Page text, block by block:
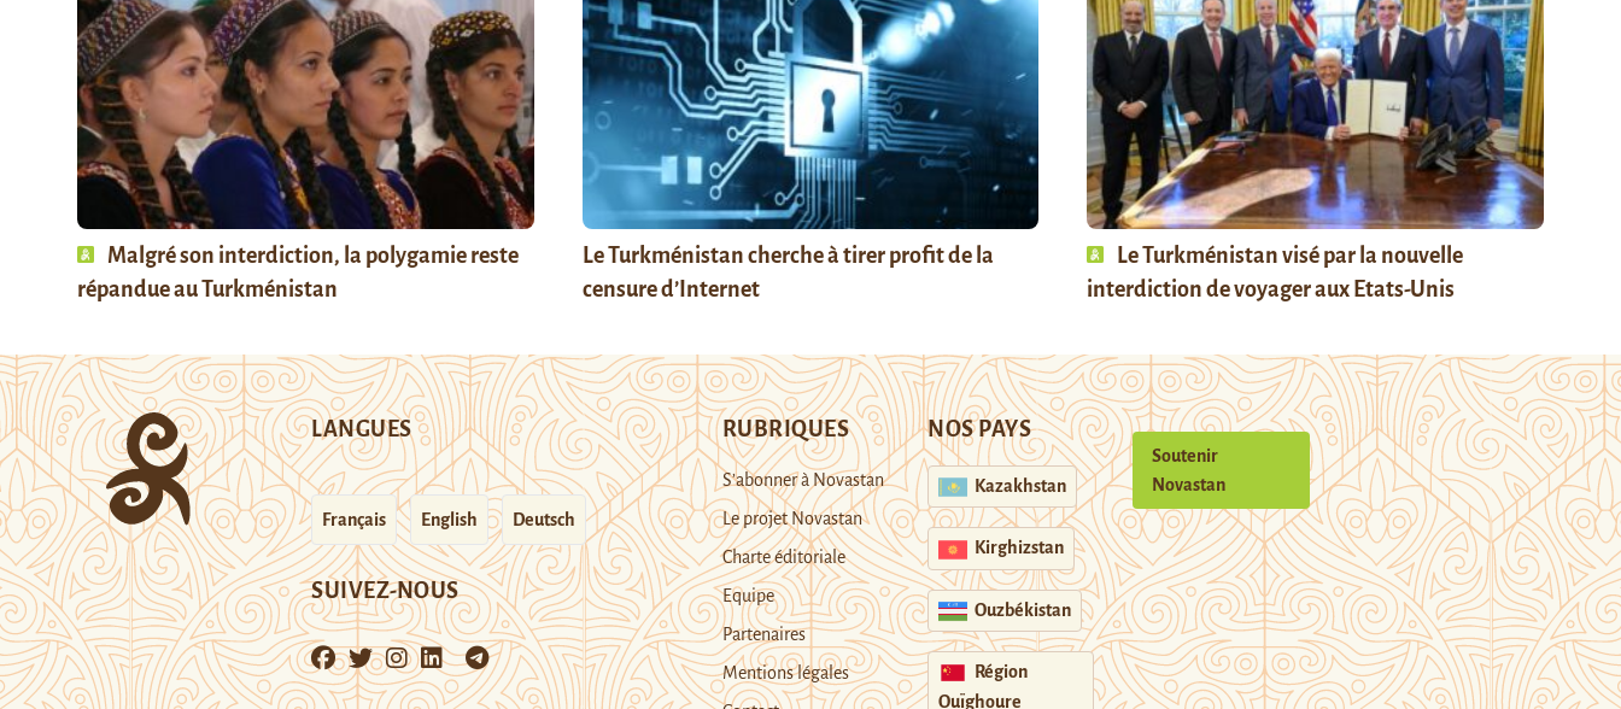
Malgré son interdiction, la polygamie reste
répandue au Turkménistan
Le Turkménistan cherche à tirer profit de la
censure d’Internet
Le Turkménistan visé par la nouvelle
interdiction de voyager aux Etats-Unis
LANGUES
Français English Deutsch
SUIVEZ-NOUS
RUBRIQUES
S’abonner à Novastan
Le projet Novastan
Charte éditoriale
Equipe
Partenaires
Mentions légales
NOS PAYS
Kazakhstan
Kirghizstan
Ouzbékistan
Région
Ouïghoure
Soutenir
Novastan